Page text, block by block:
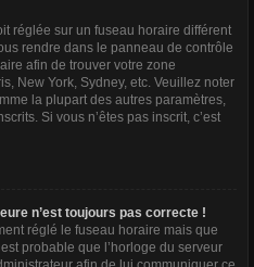
réglée sur un fuseau horaire différent
rendre dans le panneau de contrôle
afin de trouver votre zone
New York, Sydney, etc. Veuillez noter
la plupart des autres paramètres,
Si vous n’êtes pas inscrit, c’est
n’est toujours pas correcte !
réglé le fuseau horaire mais que
probable que l’horloge du serveur